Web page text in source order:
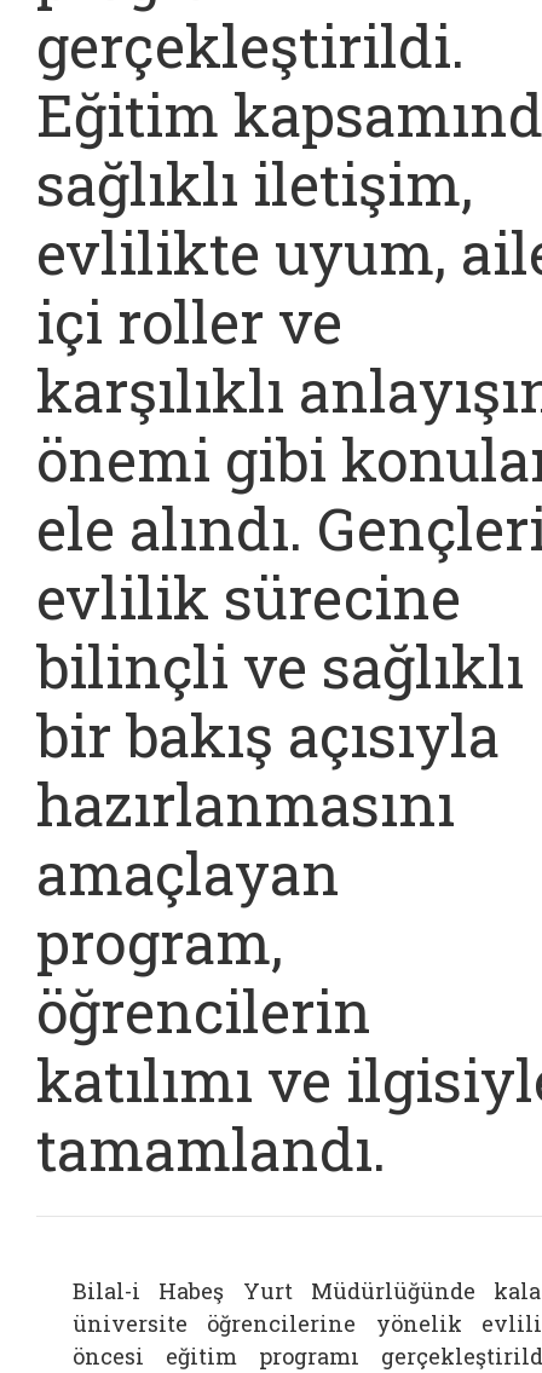
gerçekleştirildi.
Eğitim
sağlıklı iletişim,
evlilikte uyum,
içi roller ve
karşılıklı
önemi gibi
ele alındı.
evlilik sürecine
bilinçli ve sağlıklı
bir bakış açısıyla
hazırlanmasını
amaçlayan
program,
öğrencilerin
katılımı ve
tamamlandı.
Bilal-i Habeş Yurt Müdürlüğünde
üniversite öğrencilerine yönelik
öncesi eğitim programı